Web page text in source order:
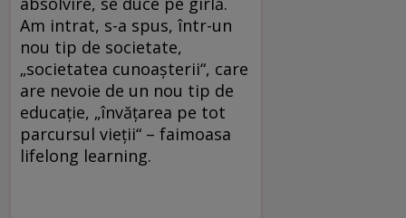
Am intrat, s-a spus, într-un
nou tip de societate,
„societatea cunoaşterii“, care
are nevoie de un nou tip de
educaţie, „învăţarea pe tot
parcursul vieţii“ – faimoasa
lifelong learning.